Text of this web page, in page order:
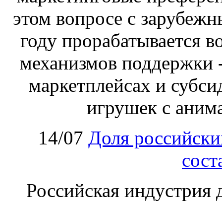
этом вопросе с
году прорабатывается
механизмов поддержки
маркетплейсах и
игрушек с
14/07 Доля
Российская индустрия